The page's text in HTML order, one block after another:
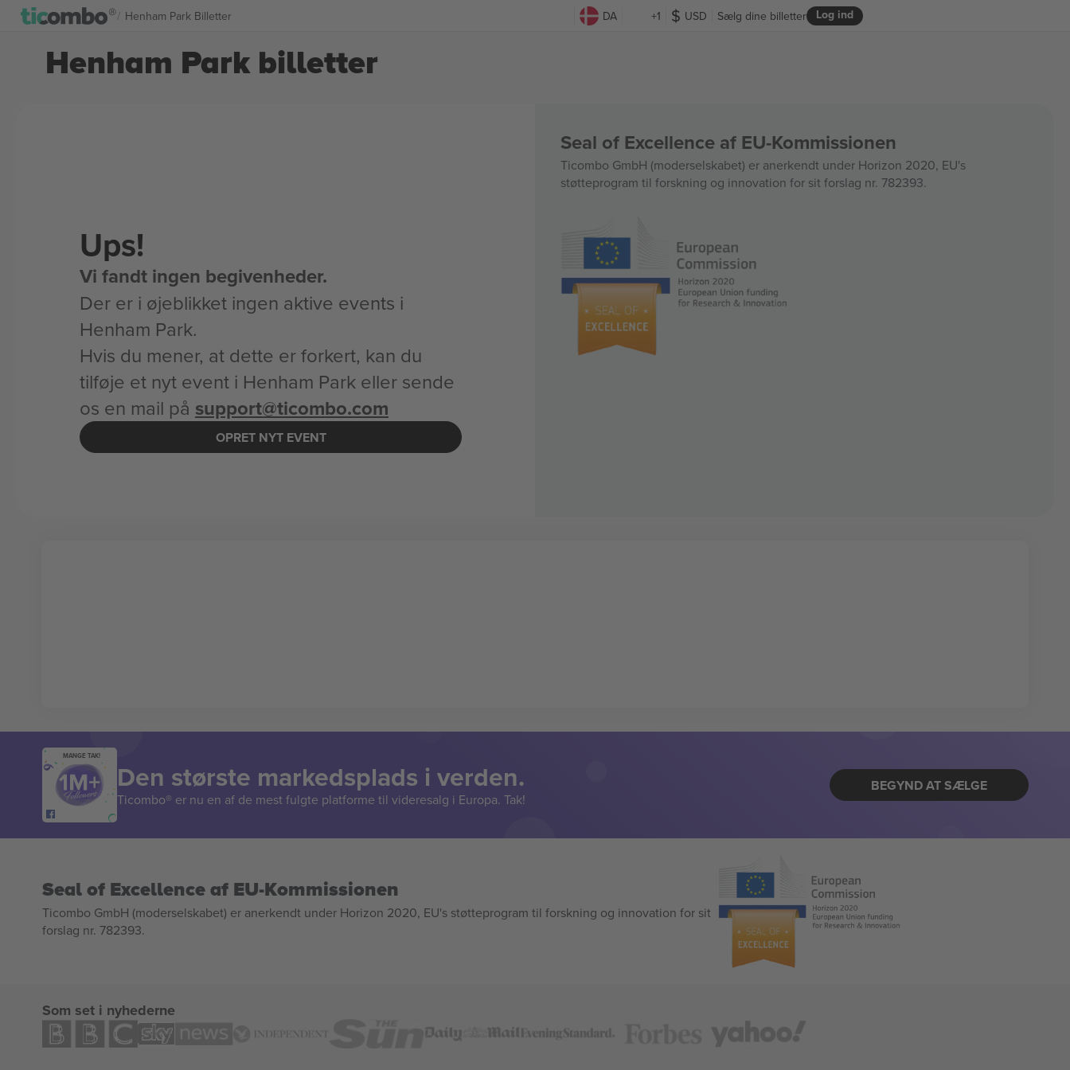
Henham Park Billetter DA +1 USD Log ind
Sælg dine billetter
Henham Park billetter
Ups!
Vi fandt ingen begivenheder.
Der er i øjeblikket ingen aktive events i
Henham Park.
Hvis du mener, at dette er forkert, kan du
tilføje et nyt event i Henham Park eller sende
os en mail på support@ticombo.com
OPRET NYT EVENT
Seal of Excellence af EU-Kommissionen
Ticombo GmbH (moderselskabet) er anerkendt under Horizon 2020, EU's
støtteprogram til forskning og innovation for sit forslag nr. 782393.
MANGE TAK!
Den største markedsplads i verden.
Ticombo® er nu en af de mest fulgte platforme til videresalg i Europa. Tak!
BEGYND AT SÆLGE
Seal of Excellence af EU-Kommissionen
Ticombo GmbH (moderselskabet) er anerkendt under Horizon 2020, EU's støtteprogram til forskning og innovation for sit
forslag nr. 782393.
Som set i nyhederne